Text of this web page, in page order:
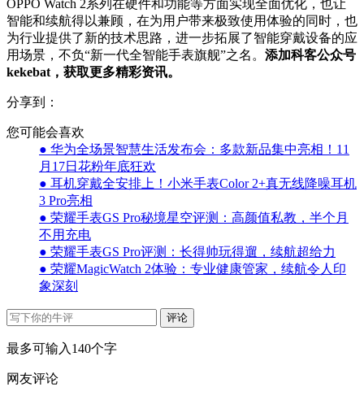
OPPO Watch 2系列在硬件和功能等方面实现全面优化，也让
智能和续航得以兼顾，在为用户带来极致使用体验的同时，也
为行业提供了新的技术思路，进一步拓展了智能穿戴设备的应
用场景，不负“新一代全智能手表旗舰”之名。 添加科客公众号
kekebat，获取更多精彩资讯。
分享到：
您可能会喜欢
● 华为全场景智慧生活发布会：多款新品集中亮相！11
月17日花粉年底狂欢
● 耳机穿戴全安排上！小米手表Color 2+真无线降噪耳机
3 Pro亮相
● 荣耀手表GS Pro秘境星空评测：高颜值私教，半个月
不用充电
● 荣耀手表GS Pro评测：长得帅玩得遛，续航超给力
● 荣耀MagicWatch 2体验：专业健康管家，续航令人印
象深刻
评论
最多可输入140个字
网友评论